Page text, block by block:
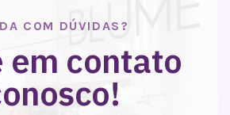
COM DÚVIDAS?
em contato